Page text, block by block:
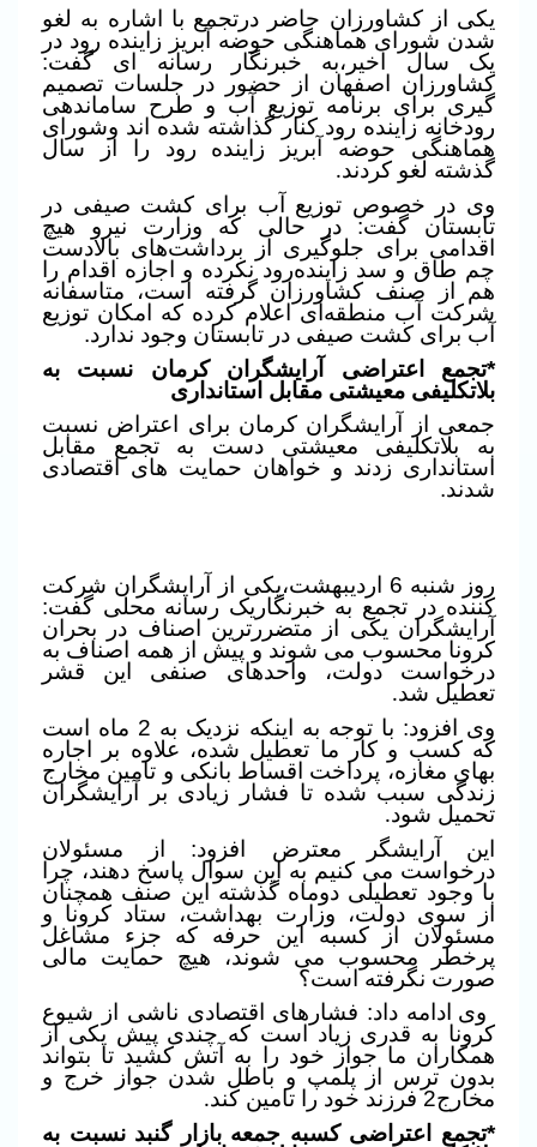
یکی از کشاورزان حاضر درتجمع با اشاره به لغو
شدن شورای هماهنگی حوضه آبریز زاینده رود در
یک سال اخیر،به خبرنگار رسانه ای گفت:
کشاورزان اصفهان از حضور در جلسات تصمیم
گیری برای برنامه توزیع آب و طرح ساماندهی
رودخانه زاینده رود کنار گذاشته شده اند وشورای
هماهنگی حوضه آبریز زاینده رود را از سال
گذشته لغو کردند.
وی در خصوص توزیع آب برای کشت صیفی در
تابستان گفت: در حالی که وزارت نیرو هیچ
اقدامی برای جلوگیری از برداشت‌های بالادست
چم طاق و سد زاینده‌رود نکرده و اجازه اقدام را
هم از صنف کشاورزان گرفته است، متاسفانه
شرکت آب منطقه‌ای اعلام کرده که امکان توزیع
آب برای کشت صیفی در تابستان وجود ندارد.
*تجمع اعتراضی آرایشگران کرمان نسبت به
بلاتکلیفی معیشتی مقابل استانداری
جمعی از آرایشگران کرمان برای اعتراض نسبت
به بلاتکلیفی معیشتی دست به تجمع مقابل
استانداری زدند و خواهان حمایت های اقتصادی
شدند.
روز شنبه 6 اردیبهشت،یکی از آرایشگران شرکت
کننده در تجمع به خبرنگاریک رسانه محلی گفت:
آرایشگران یکی از متضررترین اصناف در بحران
کرونا محسوب می شوند و پیش از همه اصناف به
درخواست دولت، واحدهای صنفی این قشر
تعطیل شد.
وی افزود: با توجه به اینکه نزدیک به 2 ماه است
که کسب و کار ما تعطیل شده، علاوه بر اجاره
بهای مغازه، پرداخت اقساط بانکی و تامین مخارج
زندگی سبب شده تا فشار زیادی بر آرایشگران
تحمیل شود.
این آرایشگر معترض افزود: از مسئولان
درخواست می کنیم به این سوال پاسخ دهند، چرا
با وجود تعطیلی دوماه گذشته این صنف همچنان
از سوی دولت، وزارت بهداشت، ستاد کرونا و
مسئولان از کسبه این حرفه که جزء مشاغل
پرخطر محسوب می شوند، هیچ حمایت مالی
صورت نگرفته است؟
وی ادامه داد: فشارهای اقتصادی ناشی از شیوع
کرونا به قدری زیاد است که چندی پیش یکی از
همکاران ما جواز خود را به آتش کشید تا بتواند
بدون ترس از پلمپ و باطل شدن جواز خرج و
مخارج2
فرزند خود را تامین کند.
*تجمع اعتراضی کسبه جمعه بازار گنبد نسبت به